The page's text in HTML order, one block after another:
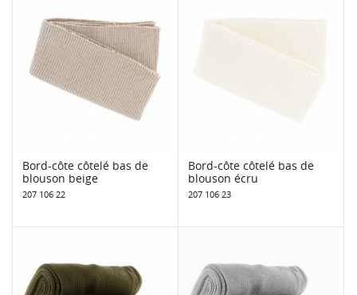
Bord-côte côtelé bas de
blouson beige
207 106 22
Bord-côte côtelé bas de
blouson écru
207 106 23